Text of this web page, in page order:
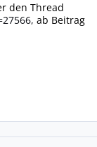
den Thread
ab Beitrag